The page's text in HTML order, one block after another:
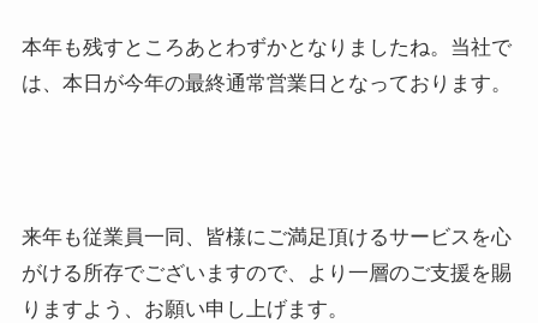
本年も残すところあとわずかとなりましたね。当社で
は、本日が今年の最終通常営業日となっております。
来年も従業員一同、皆様にご満足頂けるサービスを心
がける所存でございますので、より一層のご支援を賜
りますよう、お願い申し上げます。